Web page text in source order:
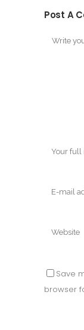
Post A
Save
browser